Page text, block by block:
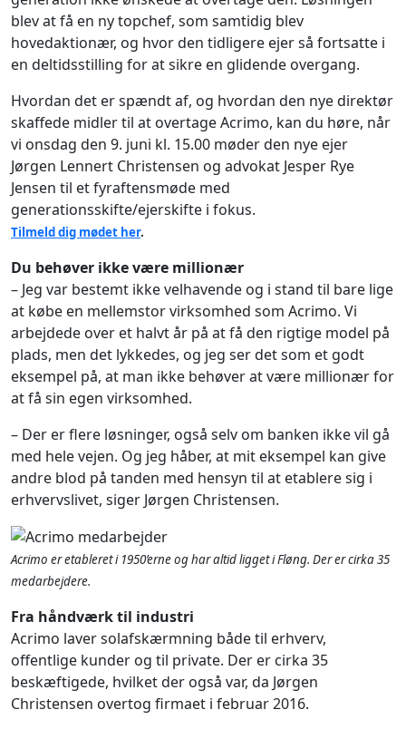
blev at få en ny topchef, som samtidig blev
hovedaktionær, og hvor den tidligere ejer så fortsatte i
en deltidsstilling for at sikre en glidende overgang.
Hvordan det er spændt af, og hvordan den nye direktør
skaffede midler til at overtage Acrimo, kan du høre, når
vi onsdag den 9. juni kl. 15.00 møder den nye ejer
Jørgen Lennert Christensen og advokat Jesper Rye
Jensen til et fyraftensmøde med
generationsskifte/ejerskifte i fokus.
Tilmeld dig mødet her.
Du behøver ikke være millionær
– Jeg var bestemt ikke velhavende og i stand til bare lige
at købe en mellemstor virksomhed som Acrimo. Vi
arbejdede over et halvt år på at få den rigtige model på
plads, men det lykkedes, og jeg ser det som et godt
eksempel på, at man ikke behøver at være millionær for
at få sin egen virksomhed.
– Der er flere løsninger, også selv om banken ikke vil gå
med hele vejen. Og jeg håber, at mit eksempel kan give
andre blod på tanden med hensyn til at etablere sig i
erhvervslivet, siger Jørgen Christensen.
Acrimo er etableret i 1950’erne og har altid ligget i Fløng. Der er cirka 35
medarbejdere.
Fra håndværk til industri
Acrimo laver solafskærmning både til erhverv,
offentlige kunder og til private. Der er cirka 35
beskæftigede, hvilket der også var, da Jørgen
Christensen overtog firmaet i februar 2016.